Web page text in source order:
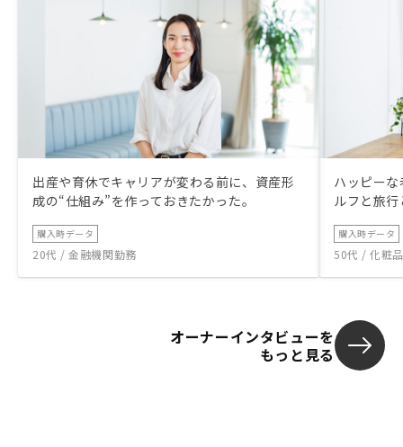
出産や育休でキャリアが変わる前に、資産形
成の“仕組み”を作っておきたかった。
購入時データ
20代 / 金融機関勤務
ハッピー
ルフと旅
購入時データ
50代 / 化粧
オーナーインタビューを
もっと見る